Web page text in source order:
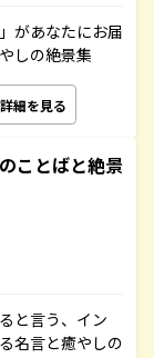
があなたにお届
しの絶景集
詳細を見る
ことばと絶景
と言う、イン
名言と癒やしの